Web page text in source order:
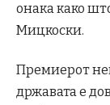
онака како
Мицкоски.
Премиерот
државата е